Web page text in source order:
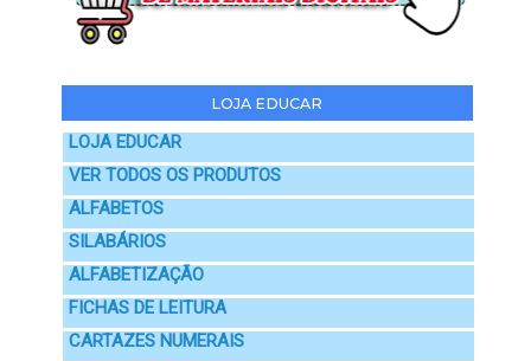
LOJA EDUCAR
LOJA EDUCAR
VER TODOS OS PRODUTOS
ALFABETOS
SILABÁRIOS
ALFABETIZAÇÃO
FICHAS DE LEITURA
CARTAZES NUMERAIS